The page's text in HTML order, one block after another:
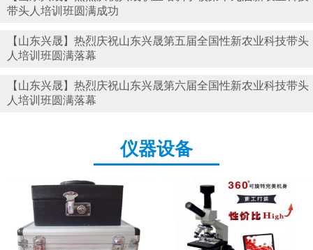
带头人培训班圆满成功
【山东兴晟】热烈庆祝山东兴晟第五届全国性新农业科技带头
人培训班圆满落幕
【山东兴晟】热烈庆祝山东兴晟第六届全国性新农业科技带头
人培训班圆满落幕
仪器设备